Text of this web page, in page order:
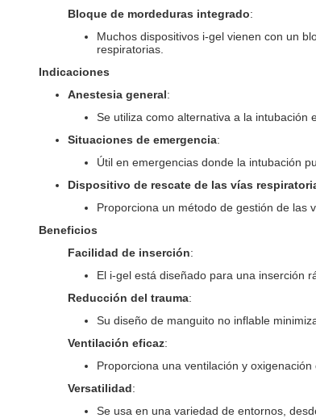
Bloque de mordeduras integrado:
Muchos dispositivos i-gel vienen con un
respiratorias.
Indicaciones
Anestesia general:
Se utiliza como alternativa a la intubación
Situaciones de emergencia:
Útil en emergencias donde la intubación
Dispositivo de rescate de las vías
Proporciona un método de gestión de las
Beneficios
Facilidad de inserción:
El i-gel está diseñado para una inserción
Reducción del trauma:
Su diseño de manguito no inflable
Ventilación eficaz:
Proporciona una ventilación y
Versatilidad:
Se usa en una variedad de entornos,